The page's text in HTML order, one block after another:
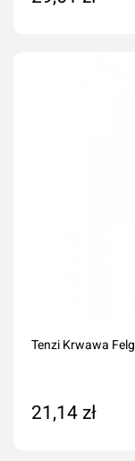
Tenzi Krwawa
21,14 zł